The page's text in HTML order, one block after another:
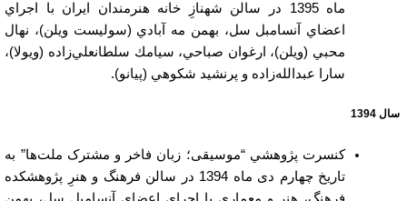
ماه 1395 در سالن شهنازِ خانه هنرمندان ایران با اجراي
اعضاي آنسامبل سل، بهمن مه آبادي (سوليست ويلن)، نهال
محبي (ويلن)، ارغوان صباحي، سيامك سلطانعلي‌زاده (ويولا)،
سارا عبدالله‌زاده و پرنشيد شكوهي (پيانو).
سال 1394
كنسرت پژوهشي “موسیقی؛ زبان فاخر و مشترک ملت‌ها” به
تاريخ چهارم دی ماه 1394 در سالن فرهنگ و هنرِ پژوهشکده
فرهنگ، هنر و معماری با اجراي اعضاي آنسامبل سل، بهمن